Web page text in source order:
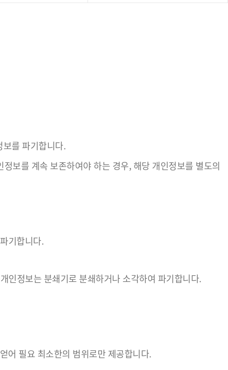
를 파기합니다.
보를 계속 보존하여야 하는 경우, 해당 개인정보를 별도의
기합니다.
인정보는 분쇄기로 분쇄하거나 소각하여 파기합니다.
어 필요 최소한의 범위로만 제공합니다.